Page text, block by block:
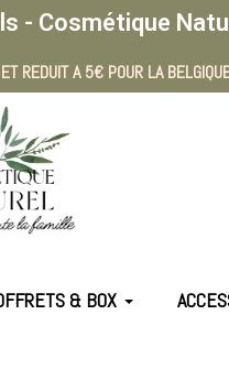
- Cosmétique
REDUIT A 5€ POUR LA
& BOX